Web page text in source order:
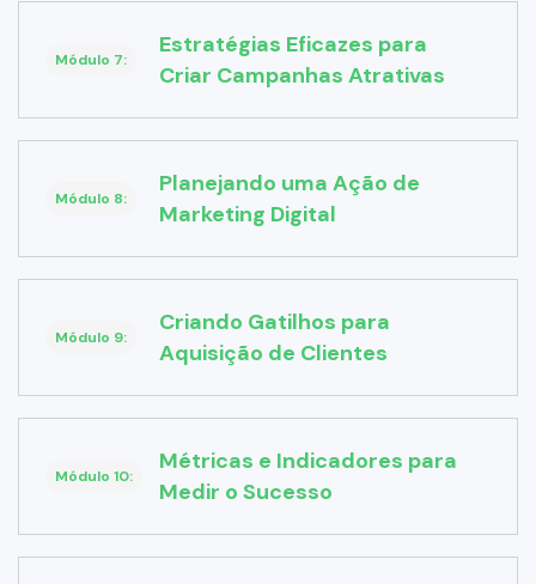
Módulo 7:
Estratégias Eficazes para
Criar Campanhas Atrativas
Módulo 8:
Planejando uma Ação de
Marketing Digital
Módulo 9:
Criando Gatilhos para
Aquisição de Clientes
Módulo 10:
Métricas e Indicadores para
Medir o Sucesso